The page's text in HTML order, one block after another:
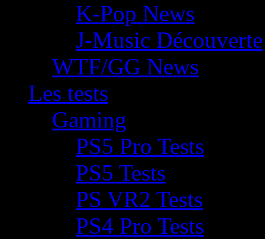
K-Pop News
J-Music Découverte
WTF/GG News
Les tests
Gaming
PS5 Pro Tests
PS5 Tests
PS VR2 Tests
PS4 Pro Tests